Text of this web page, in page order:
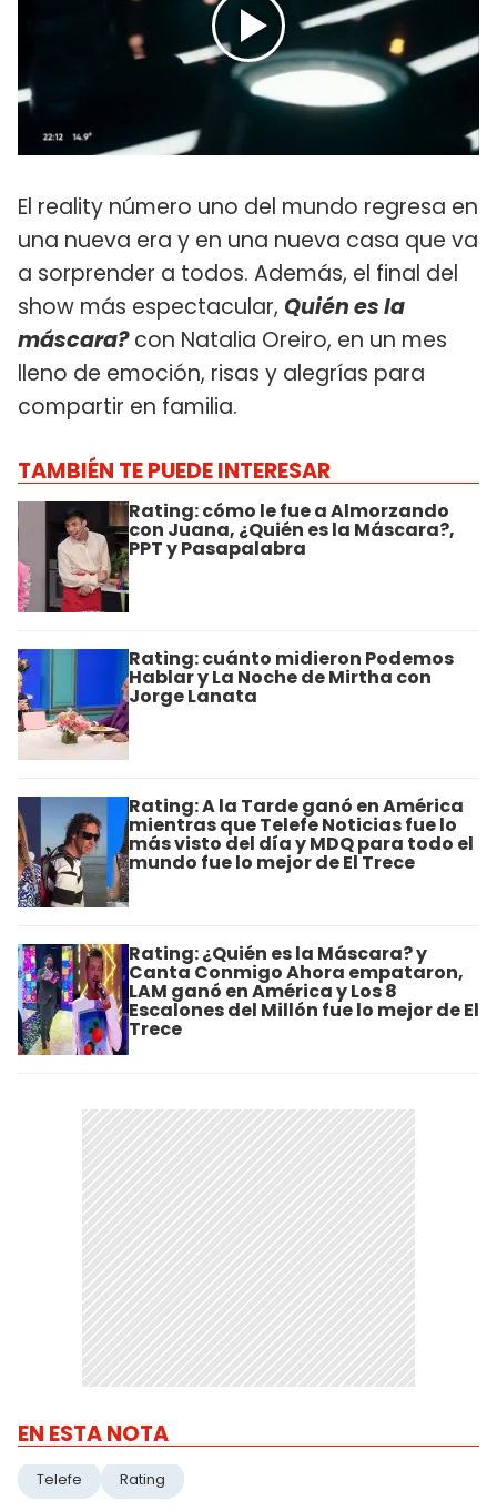
El reality número uno del mundo regresa en
una nueva era y en una nueva casa que va
a sorprender a todos. Además, el final del
show más espectacular, Quién es la
máscara?con Natalia Oreiro, en un mes
lleno de emoción, risas y alegrías para
compartir en familia.
TAMBIÉN TE PUEDE INTERESAR
Rating: cómo le fue a Almorzando
con Juana, ¿Quién es la Máscara?,
PPT y Pasapalabra
Rating: cuánto midieron Podemos
Hablar y La Noche de Mirtha con
Jorge Lanata
Rating: A la Tarde ganó en América
mientras que Telefe Noticias fue lo
más visto del día y MDQ para todo el
mundo​ fue lo mejor de El Trece
Rating: ¿Quién es la Máscara? y
Canta Conmigo Ahora empataron,
LAM ganó en América y Los 8
Escalones del Millón fue lo mejor de El
Trece
EN ESTA NOTA
Telefe Rating